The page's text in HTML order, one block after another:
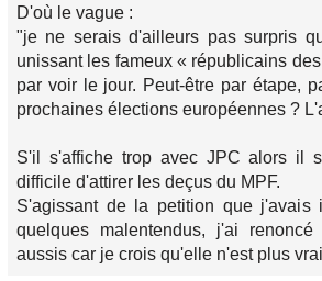
D'où le vague :
"je ne serais d'ailleurs pas surpris
unissant les fameux « républicains
par voir le jour. Peut-être par étape,
prochaines élections européennes ?
S'il s'affiche trop avec JPC alors il
difficile d'attirer les deçus du MPF.
S'agissant de la petition que
quelques malentendus, j'ai
aussis car je crois qu'elle n'est plus